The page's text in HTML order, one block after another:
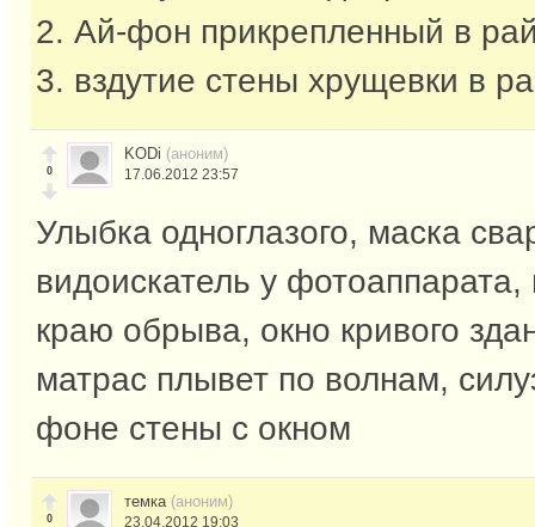
2. Ай-фон прикрепленный в
3. вздутие стены хрущевки в
0
KODi (аноним)
17.06.2012 23:57
Улыбка одноглазого, маска
видоискатель у
краю обрыва, окно кривого
матрас плывет по волнам,
фоне стены с окном
0
темка (аноним)
23.04.2012 19:03